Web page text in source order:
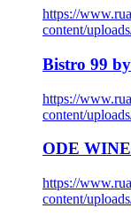
https://
content/
Bistro 99
https://
content/
ODE
https://
content/